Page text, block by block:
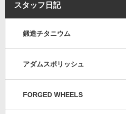
スタッフ日記
鍛造チタニウム
アダムスポリッシュ
FORGED WHEELS